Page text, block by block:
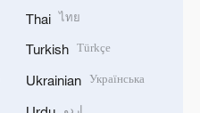
Thai ไทย
Turkish Türkçe
Ukrainian Українська